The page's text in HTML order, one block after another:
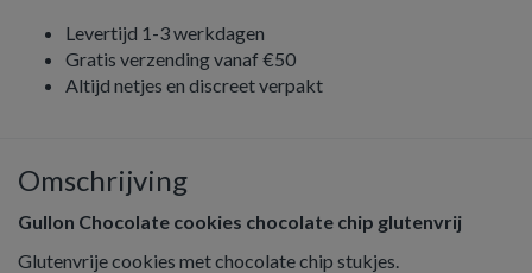
Levertijd 1-3 werkdagen
Gratis verzending vanaf €50
Altijd netjes en discreet verpakt
Omschrijving
Gullon Chocolate cookies chocolate chip glutenvrij
Glutenvrije cookies met chocolate chip stukjes.